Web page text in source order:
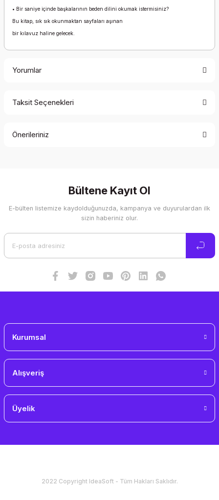
• Bir saniye içinde başkalarının beden dilini okumak istermisiniz?
Bu kitap, sık sık okunmaktan sayfaları aşınan
bir kılavuz haline gelecek.
Yorumlar
Taksit Seçenekleri
Önerileriniz
Görüş ve önerileriniz için teşekkür ederiz.
Ürün resmi kalitesiz, bozuk veya görüntülenemiyor.
Bültene Kayıt Ol
E-bülten listemize kaydolduğunuzda, kampanya ve duyurulardan ilk
sizin haberiniz olur.
Kurumsal
Alışveriş
Üyelik
2022 Copyright IdeaSoft - Tüm Hakları Saklıdır.